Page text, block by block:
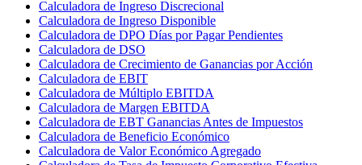
Calculadora de Ingreso Discrecional
Calculadora de Ingreso Disponible
Calculadora de DPO Días por Pagar Pendientes
Calculadora de DSO
Calculadora de Crecimiento de Ganancias por Acción
Calculadora de EBIT
Calculadora de Múltiplo EBITDA
Calculadora de Margen EBITDA
Calculadora de EBT Ganancias Antes de Impuestos
Calculadora de Beneficio Económico
Calculadora de Valor Económico Agregado